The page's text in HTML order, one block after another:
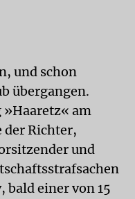
und schon
übergangen.
»Haaretz« am
Richter,
und
bald einer von 15